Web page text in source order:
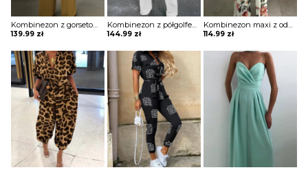
Kombinezon z gorsetową górą i szerokimi nogawkami
139.99 zł
Kombinezon z półgolfem z szerokimi rękawami
144.99 zł
Kombinezon maxi z odkrytymi ramionami
114.99 zł